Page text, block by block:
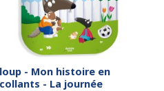
- Mon histoire en
- La journée